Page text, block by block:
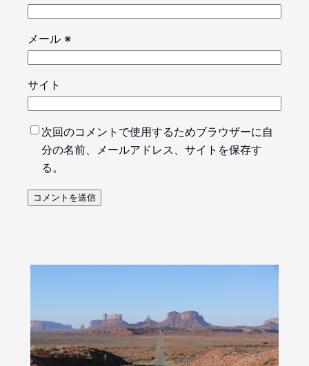
メール ※
サイト
次回のコメントで使用するためブラウザーに自
分の名前、メールアドレス、サイトを保存す
る。